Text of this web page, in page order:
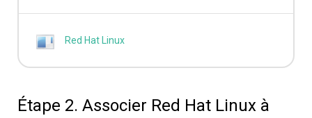
Red Hat Linux
Étape 2. Associer Red Hat Linux à